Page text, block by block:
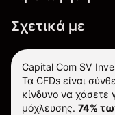
Σχετικά με
Capital Com SV
Τα CFDs είναι
κίνδυνο να χάσετε
μόχλευσης. 74%